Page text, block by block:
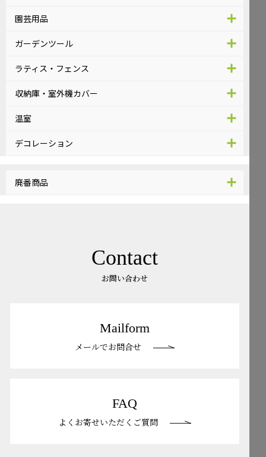
園芸用品
ガーデンツール
ラティス・フェンス
収納庫・室外機カバー
温室
デコレーション
廃番商品
Contact
お問い合わせ
Mailform
メールでお問合せ
FAQ
よくお寄せいただくご質問